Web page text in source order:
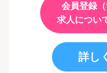
会員登録
求人につい
詳し